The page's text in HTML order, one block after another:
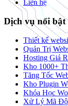
Liên hệ
Dịch vụ nổi bật
Thiết kế
Quản Trị
Hosting Giá
Kho 1000+
Tăng Tốc
Kho Plugin
Khóa Học
Xử Lý Mã